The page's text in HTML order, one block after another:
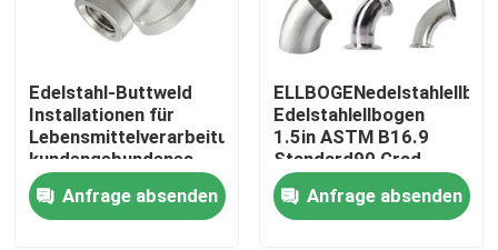
Edelstahl-Buttweld
Installationen für
Lebensmittelverarbeitung
kundengebundenes
Größen-Karton-Paket
Anfrage absenden
Edelstahlellbogen
1.5in ASTM B16.9
Standard90 Grad
Anfrage absenden